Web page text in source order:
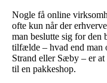
Nogle få online
ofte kun når der
man beslutte sig for
tilfælde – hvad end man
Strand eller Sæby – er
til en pakkeshop.